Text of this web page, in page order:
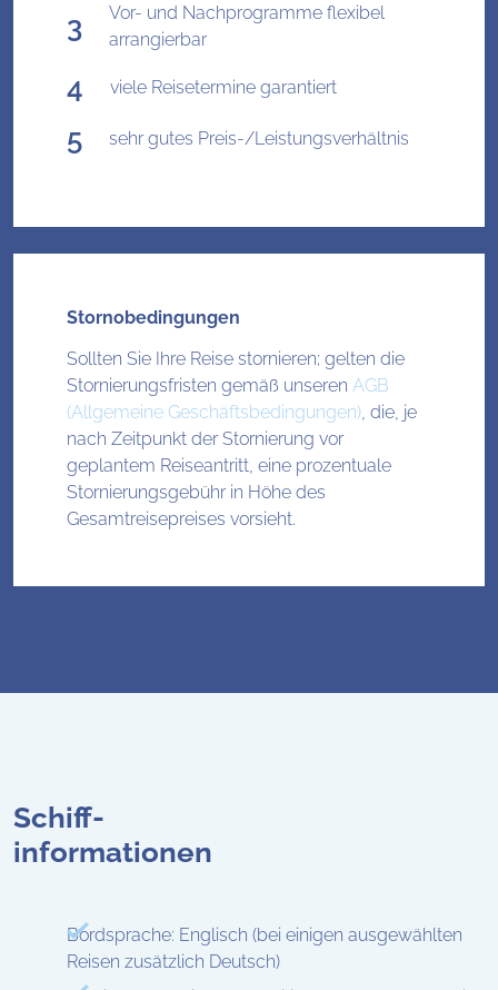
Vor- und Nachprogramme flexibel
arrangierbar
viele Reisetermine garantiert
sehr gutes Preis-/Leistungsverhältnis
Stornobedingungen
Sollten Sie Ihre Reise stornieren; gelten die
Stornierungsfristen gemäß unseren AGB
(Allgemeine Geschäftsbedingungen) , die, je
nach Zeitpunkt der Stornierung vor
geplantem Reiseantritt, eine prozentuale
Stornierungsgebühr in Höhe des
Gesamtreisepreises vorsieht.
Schiff-
informationen
Bordsprache: Englisch (bei einigen ausgewählten
Reisen zusätzlich Deutsch)